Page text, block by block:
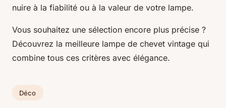
nuire à la fiabilité ou à la valeur de votre lampe.
Vous souhaitez une sélection encore plus précise ?
Découvrez la meilleure lampe de chevet vintage qui
combine tous ces critères avec élégance.
Déco